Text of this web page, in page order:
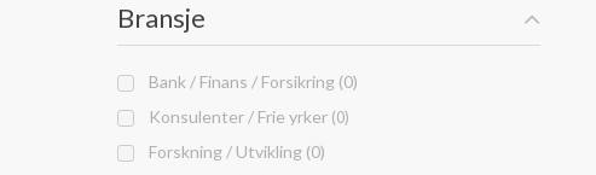
Bransje
Bank / Finans / Forsikring (0)
Konsulenter / Frie yrker (0)
Forskning / Utvikling (0)